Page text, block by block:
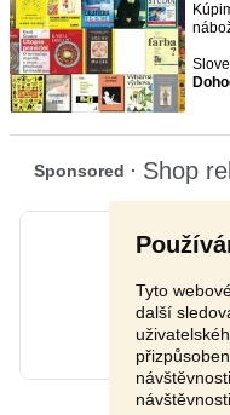
Tyto
další
návštěvnosti.